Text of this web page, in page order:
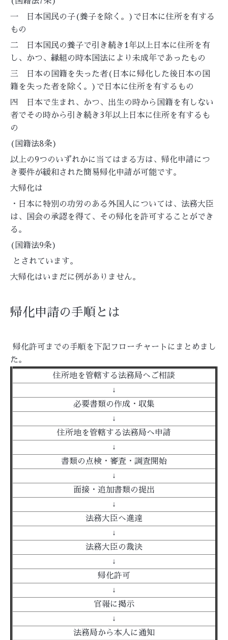
一 日本国民の子(養子を除く。)で日本に住所を有する
もの
二 日本国民の養子で引き続き1年以上日本に住所を有
し、かつ、縁組の時本国法により未成年であったもの
三 日本の国籍を失った者(日本に帰化した後日本の国
籍を失った者を除く。)で日本に住所を有するもの
四 日本で生まれ、かつ、出生の時から国籍を有しない
者でその時から引き続き3年以上日本に住所を有するも
の
(国籍法8条)
以上の9つのいずれかに当てはまる方は、帰化申請につ
き要件が緩和された簡易帰化申請が可能です。
大帰化は
・日本に特別の功労のある外国人については、法務大臣
は、国会の承認を得て、その帰化を許可することができ
る。
(国籍法9条)
とされています。
大帰化はいまだに例がありません。
帰化申請の手順とは
帰化許可までの手順を下記フローチャートにまとめまし
た。
住所地を管轄する法務局へご相談
↓
必要書類の作成・収集
↓
住所地を管轄する法務局へ申請
↓
書類の点検・審査・調査開始
↓
面接・追加書類の提出
↓
法務大臣へ進達
↓
法務大臣の裁決
↓
帰化許可
↓
官報に掲示
↓
法務局から本人に通知